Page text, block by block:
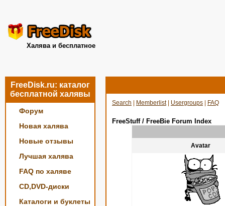
Халява и бесплатное
FreeDisk.ru: каталог
бесплатной халявы
Форум
Новая халява
Новые отзывы
Лучшая халява
FAQ по халяве
CD,DVD-диски
Каталоги и буклеты
Search Memberlist| Usergroups FAQ
FreeStuff / FreeBie Forum Index
Avatar